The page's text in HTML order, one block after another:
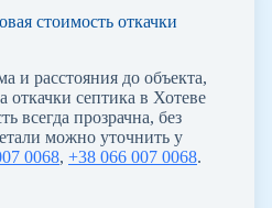
стоимость откачки
и расстояния до объекта,
откачки септика в Хотеве
всегда прозрачна, без
можно уточнить у
0068, +38 066 007 0068.